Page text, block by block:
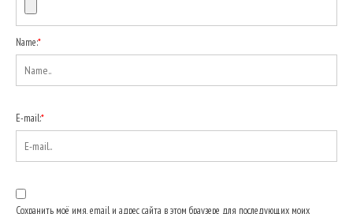
Name:*
E-mail:*
Сохранить моё имя, email и адрес сайта в этом браузере для последующих моих